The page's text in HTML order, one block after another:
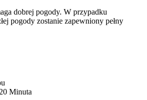
dobrej pogody. W przypadku
pogody zostanie zapewniony pełny
Minuta